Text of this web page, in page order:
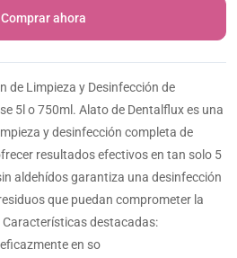
Comprar ahora
de Limpieza y Desinfección de
5l o 750ml. Alato de Dentalflux es una
y desinfección completa de
resultados efectivos en tan solo 5
aldehídos garantiza una desinfección
que puedan comprometer la
destacadas:
en so